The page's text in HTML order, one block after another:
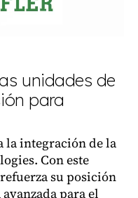
unidades de
para
la integración de la
Con este
su posición
para el